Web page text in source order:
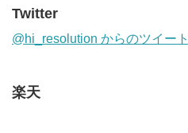
Twitter
@hi_resolution からのツイート
楽天